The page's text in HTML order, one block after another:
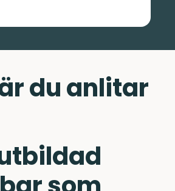
du anlitar